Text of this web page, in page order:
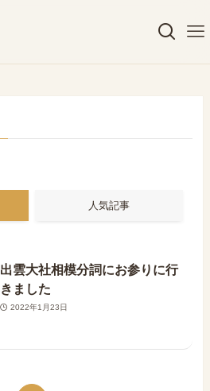
人気記事
出雲大社相模分詞にお参りに行
きました
2022年1月23日